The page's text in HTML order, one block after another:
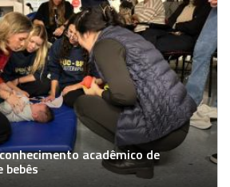
acadêmico de